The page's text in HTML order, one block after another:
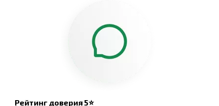
Рейтинг доверия 5⭐